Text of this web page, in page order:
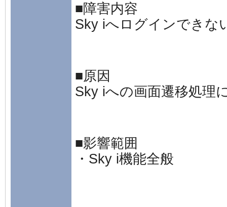
■障害内容
Sky iへログインできな
■原因
Sky iへの画面遷移処理
■影響範囲
・Sky i機能全般